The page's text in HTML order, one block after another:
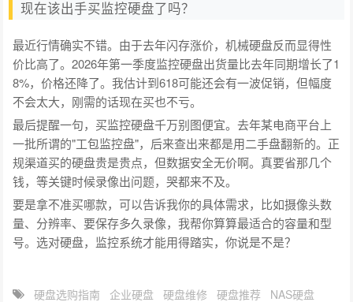
现在该出手买监控硬盘了吗？
最近行情确实不错。由于去年闪存涨价，机械硬盘反而显得性
价比高了。2026年第一季度监控硬盘出货量比去年同期增长了1
8%，价格还降了。我估计到618可能还会有一波促销，但幅度
不会太大，刚需的话现在买也不亏。
最后提醒一句，买监控硬盘千万别图便宜。去年某电商平台上
一批所谓的"工包监控盘"，后来查出来都是用二手盘翻新的。正
规渠道买的硬盘贵是贵点，但数据安全无价啊。真要省那几个
钱，等关键时候录像出问题，哭都来不及。
要是拿不准买哪款，可以告诉我你的具体需求，比如摄像头数
量、分辨率、要保存多久录像，我帮你算算最适合的容量和型
号。选对硬盘，监控系统才能用得踏实，你说是不是？
硬盘选购指南 企业硬盘 硬盘维修 硬盘推荐
NAS硬盘